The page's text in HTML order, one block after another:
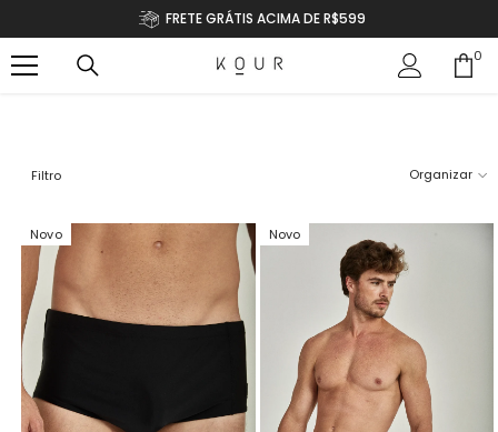
FRETE GRÁTIS ACIMA DE R$599
0
0
Filtro Organizar
Novo Novo